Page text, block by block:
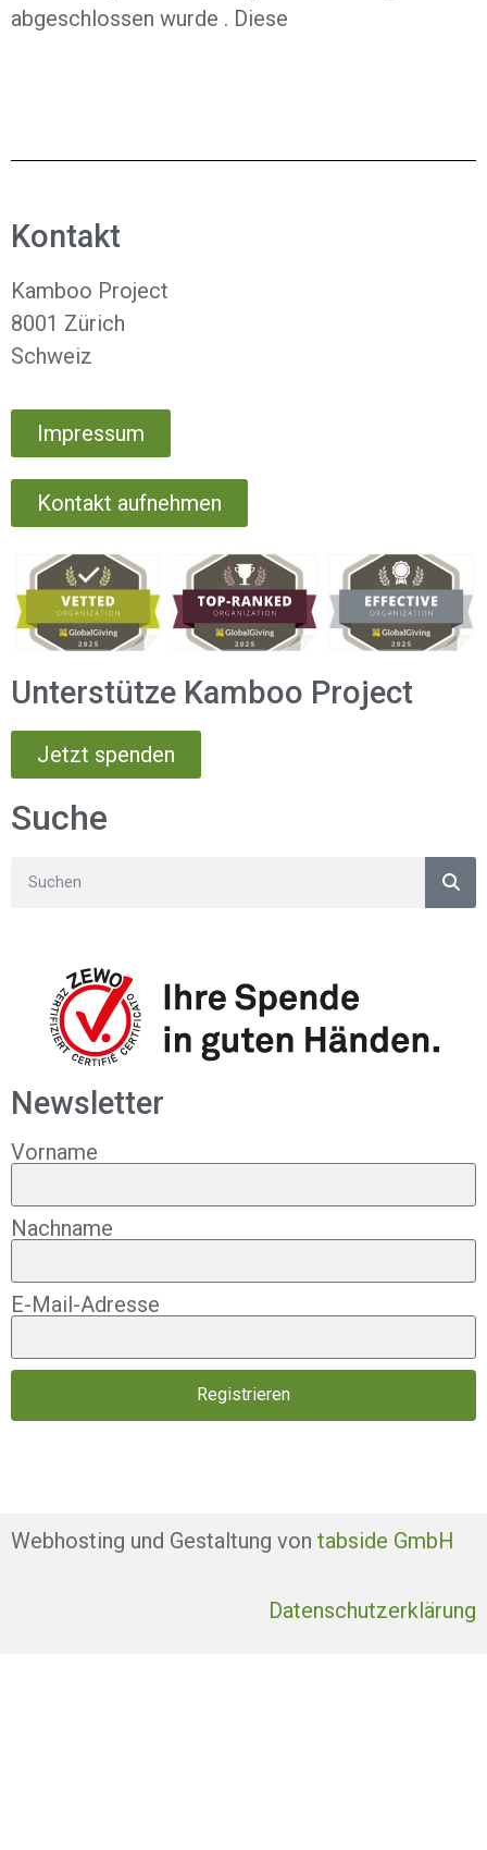
abgeschlossen wurde . Diese
Kontakt
Kamboo Project
8001 Zürich
Schweiz
Impressum
Kontakt aufnehmen
Unterstütze Kamboo Project
Jetzt spenden
Suche
Newsletter
Vorname
Nachname
E-Mail-Adresse
Registrieren
Webhosting und Gestaltung von tabside GmbH
Datenschutzerklärung